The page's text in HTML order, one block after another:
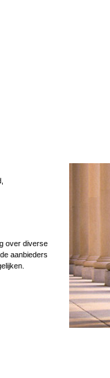
over diverse
aanbieders